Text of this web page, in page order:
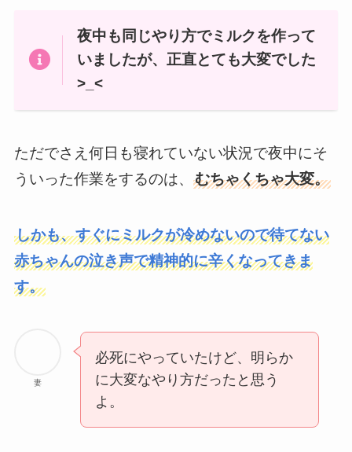
夜中も同じやり方でミルクを作って
いましたが、正直とても大変でした
>_<
ただでさえ何日も寝れていない状況で夜中にそ
ういった作業をするのは、 むちゃくちゃ大変。
しかも、すぐにミルクが冷めないので待てない
赤ちゃんの泣き声で精神的に辛くなってきま
す。
妻
必死にやっていたけど、明らか
に大変なやり方だったと思う
よ。